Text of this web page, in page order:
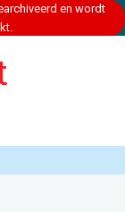
en wordt